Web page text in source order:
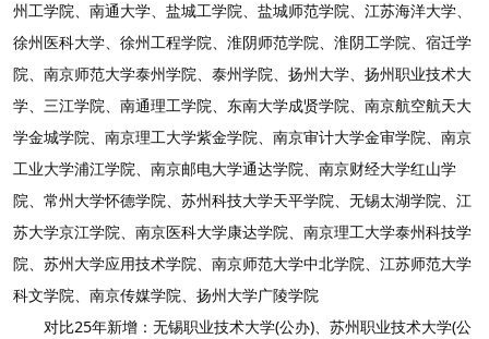
州工学院、南通大学、盐城工学院、盐城师范学院、江苏海洋大学、
徐州医科大学、徐州工程学院、淮阴师范学院、淮阴工学院、宿迁学
院、南京师范大学泰州学院、泰州学院、扬州大学、扬州职业技术大
学、三江学院、南通理工学院、东南大学成贤学院、南京航空航天大
学金城学院、南京理工大学紫金学院、南京审计大学金审学院、南京
工业大学浦江学院、南京邮电大学通达学院、南京财经大学红山学
院、常州大学怀德学院、苏州科技大学天平学院、无锡太湖学院、江
苏大学京江学院、南京医科大学康达学院、南京理工大学泰州科技学
院、苏州大学应用技术学院、南京师范大学中北学院、江苏师范大学
科文学院、南京传媒学院、扬州大学广陵学院
对比25年新增：无锡职业技术大学(公办)、苏州职业技术大学(公